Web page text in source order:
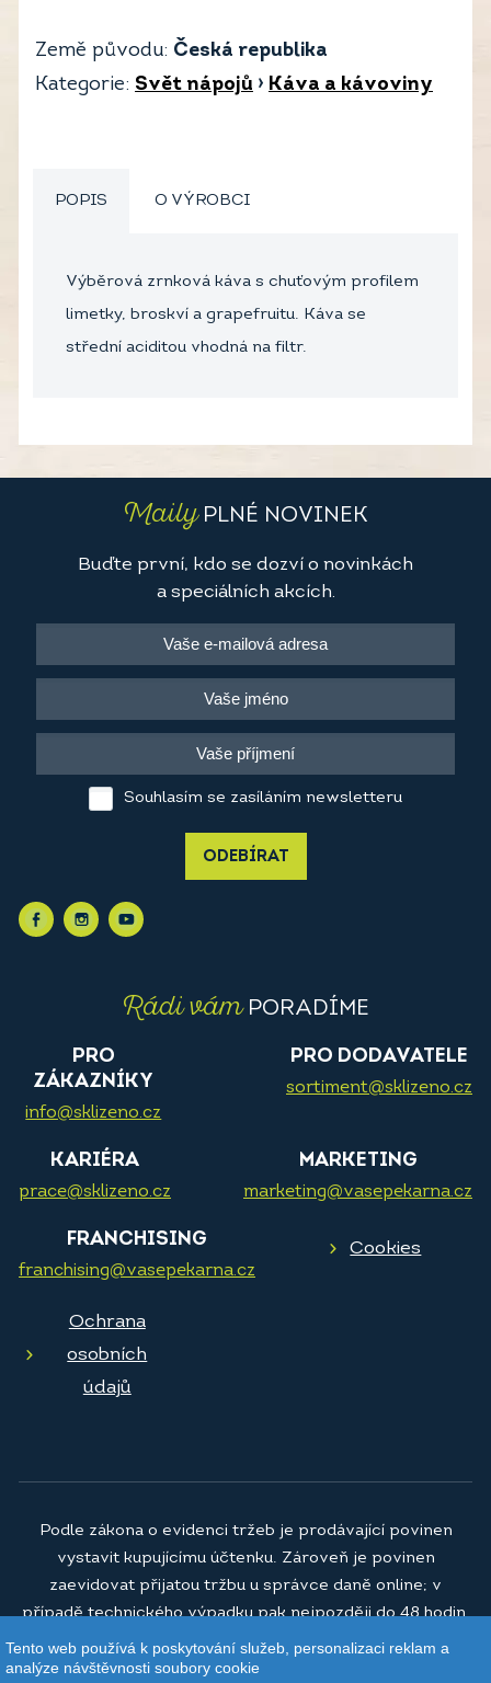
Země původu: Česká republika
Kategorie: Svět nápojů › Káva a kávoviny
POPIS O VÝROBCI
Výběrová zrnková káva s chuťovým profilem
limetky, broskví a grapefruitu. Káva se
střední aciditou vhodná na filtr.
MailyPLNÉ NOVINEK
Buďte první, kdo se dozví o novinkách
a speciálních akcích.
Souhlasím se zasíláním newsletteru
ODEBÍRAT
Rádi vámPORADÍME
PRO
ZÁKAZNÍKY
info@sklizeno.cz
PRO DODAVATELE
sortiment@sklizeno.cz
KARIÉRA
prace@sklizeno.cz
MARKETING
marketing@vasepekarna.cz
FRANCHISING
franchising@vasepekarna.cz
Cookies
Ochrana
osobních
údajů
© 2026Vaše pekárna a.s.
Podle zákona o evidenci tržeb je prodávající povinen
vystavit kupujícímu účtenku. Zároveň je povinen
zaevidovat přijatou tržbu u správce daně online; v
případě technického výpadku pak nejpozději do 48 hodin.
Tento web používá k poskytování služeb, personalizaci reklam a
analýze návštěvnosti soubory cookie